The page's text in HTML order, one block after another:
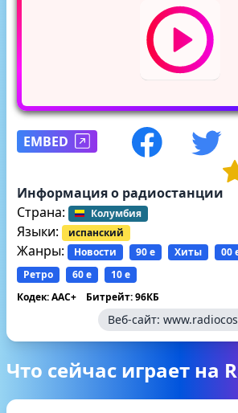
EMBED
Информация о радиостанции
Страна:
Колумбия
Языки: испанский
Жанры: Новости 90 е Хиты 00
Ретро
60 е
10 е
Кодек: AAC+
Битрейт: 96КБ
Веб-сайт:
Что сейчас играет на